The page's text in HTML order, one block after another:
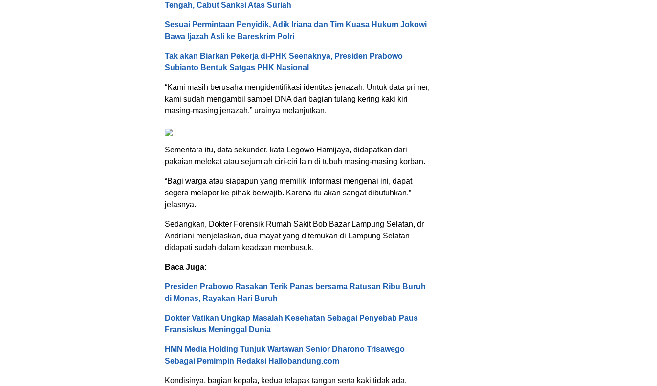
Tengah, Cabut Sanksi Atas Suriah
Sesuai Permintaan Penyidik, Adik Iriana dan Tim Kuasa Hukum Jokowi
Bawa Ijazah Asli ke Bareskrim Polri
Tak akan Biarkan Pekerja di-PHK Seenaknya, Presiden Prabowo
Subianto Bentuk Satgas PHK Nasional
“Kami masih berusaha mengidentifikasi identitas jenazah. Untuk data primer,
kami sudah mengambil sampel DNA dari bagian tulang kering kaki kiri
masing-masing jenazah,” urainya melanjutkan.
Sementara itu, data sekunder, kata Legowo Hamijaya, didapatkan dari
pakaian melekat atau sejumlah ciri-ciri lain di tubuh masing-masing korban.
“Bagi warga atau siapapun yang memiliki informasi mengenai ini, dapat
segera melapor ke pihak berwajib. Karena itu akan sangat dibutuhkan,”
jelasnya.
Sedangkan, Dokter Forensik Rumah Sakit Bob Bazar Lampung Selatan, dr
Andriani menjelaskan, dua mayat yang ditemukan di Lampung Selatan
didapati sudah dalam keadaan membusuk.
Baca Juga:
Presiden Prabowo Rasakan Terik Panas bersama Ratusan Ribu Buruh
di Monas, Rayakan Hari Buruh
Dokter Vatikan Ungkap Masalah Kesehatan Sebagai Penyebab Paus
Fransiskus Meninggal Dunia
HMN Media Holding Tunjuk Wartawan Senior Dharono Trisawego
Sebagai Pemimpin Redaksi Hallobandung.com
Kondisinya, bagian kepala, kedua telapak tangan serta kaki tidak ada.